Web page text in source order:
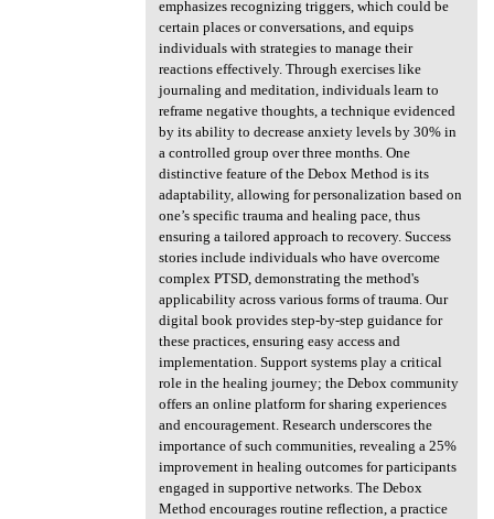
emphasizes recognizing triggers, which could be
certain places or conversations, and equips
individuals with strategies to manage their
reactions effectively. Through exercises like
journaling and meditation, individuals learn to
reframe negative thoughts, a technique evidenced
by its ability to decrease anxiety levels by 30% in
a controlled group over three months. One
distinctive feature of the Debox Method is its
adaptability, allowing for personalization based on
one’s specific trauma and healing pace, thus
ensuring a tailored approach to recovery. Success
stories include individuals who have overcome
complex PTSD, demonstrating the method's
applicability across various forms of trauma. Our
digital book provides step-by-step guidance for
these practices, ensuring easy access and
implementation. Support systems play a critical
role in the healing journey; the Debox community
offers an online platform for sharing experiences
and encouragement. Research underscores the
importance of such communities, revealing a 25%
improvement in healing outcomes for participants
engaged in supportive networks. The Debox
Method encourages routine reflection, a practice